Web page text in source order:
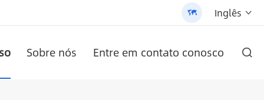
 Inglês 
Sobre nós Entre em contato conosco 